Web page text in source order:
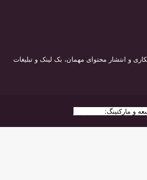
و انتشار محتوای مهمان، بک لینک و تبلیغات
و مارکتینگ: